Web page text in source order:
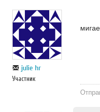
julie hr
Участник